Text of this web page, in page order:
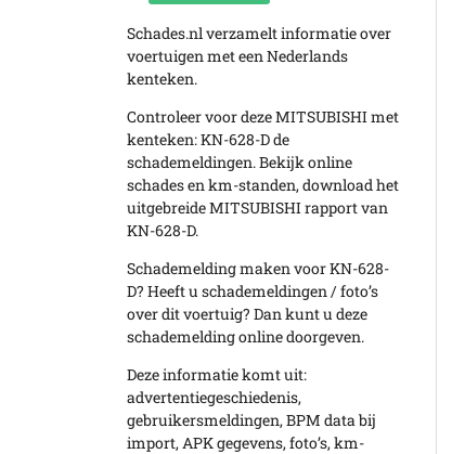
Schades.nl verzamelt informatie over
voertuigen met een Nederlands
kenteken.
Controleer voor deze MITSUBISHI met
kenteken: KN-628-D de
schademeldingen. Bekijk online
schades en km-standen, download het
uitgebreide MITSUBISHI rapport van
KN-628-D.
Schademelding maken voor KN-628-
D? Heeft u schademeldingen / foto’s
over dit voertuig? Dan kunt u deze
schademelding online doorgeven.
Deze informatie komt uit:
advertentiegeschiedenis,
gebruikersmeldingen, BPM data bij
import, APK gegevens, foto’s, km-